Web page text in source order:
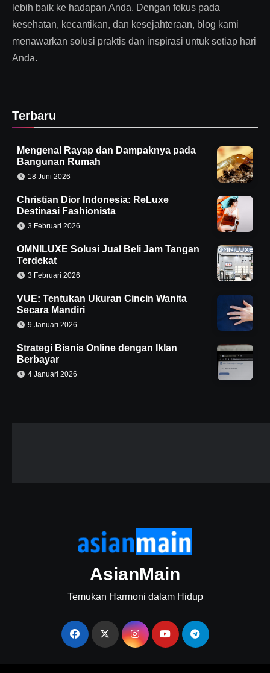
lebih baik ke hadapan Anda. Dengan fokus pada
kesehatan, kecantikan, dan kesejahteraan, blog kami
menawarkan solusi praktis dan inspirasi untuk setiap hari
Anda.
Terbaru
Mengenal Rayap dan Dampaknya pada
Bangunan Rumah
18 Juni 2026
Christian Dior Indonesia: ReLuxe
Destinasi Fashionista
3 Februari 2026
OMNILUXE Solusi Jual Beli Jam Tangan
Terdekat
3 Februari 2026
VUE: Tentukan Ukuran Cincin Wanita
Secara Mandiri
9 Januari 2026
Strategi Bisnis Online dengan Iklan
Berbayar
4 Januari 2026
AsianMain
Temukan Harmoni dalam Hidup